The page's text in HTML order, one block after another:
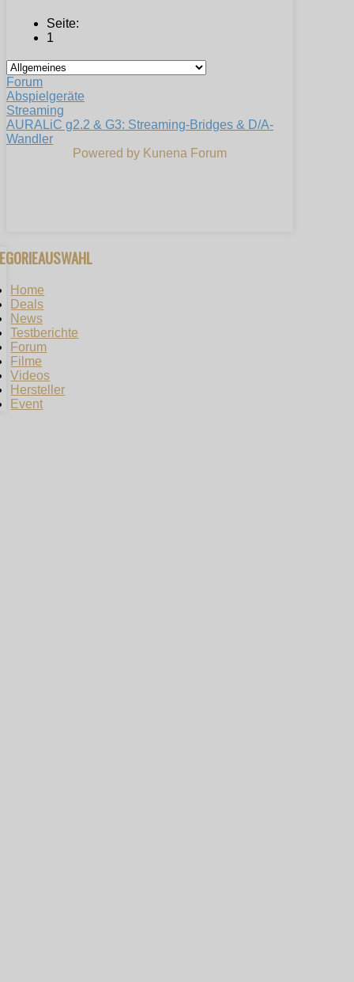
Seite:
1
Forum
Abspielgeräte
Streaming
AURALiC g2.2 & G3: Streaming-Bridges & D/A-
Wandler
Powered by Kunena Forum
Home
Deals
News
Testberichte
Forum
Filme
Videos
Hersteller
Event